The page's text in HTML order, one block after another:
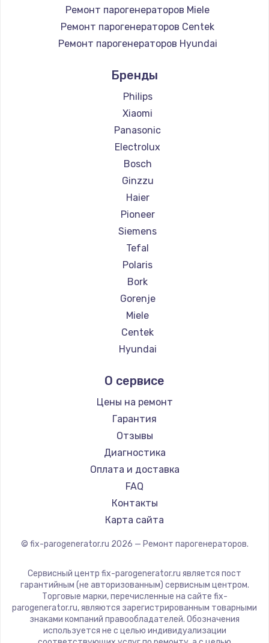
Ремонт парогенераторов Miele
Ремонт парогенераторов Centek
Ремонт парогенераторов Hyundai
Ремонт парогенераторов DELTA
Ремонт парогенераторов Silter
Ремонт парогенераторов Chayka
Ремонт парогенераторов Beko
Ремонт парогенераторов Vivitek
Ремонт парогенераторов RED solution
Бренды
Philips
Xiaomi
Panasonic
Electrolux
Bosch
Ginzzu
Haier
Pioneer
Siemens
Tefal
Polaris
Bork
Gorenje
Miele
Centek
Hyundai
DELTA
Silter
Chayka
Beko
Vivitek
RED solution
О сервисе
Цены на ремонт
Гарантия
Отзывы
Диагностика
Оплата и доставка
FAQ
Контакты
Карта сайта
© fix-parogenerator.ru 2026 — Ремонт парогенераторов.
Сервисный центр fix-parogenerator.ru является пост
гарантийным (не авторизованным) сервисным центром.
Торговые марки, перечисленные на сайте fix-
parogenerator.ru, являются зарегистрированным товарными
знаками компаний правообладателей. Обозначения
используется не с целью индивидуализации